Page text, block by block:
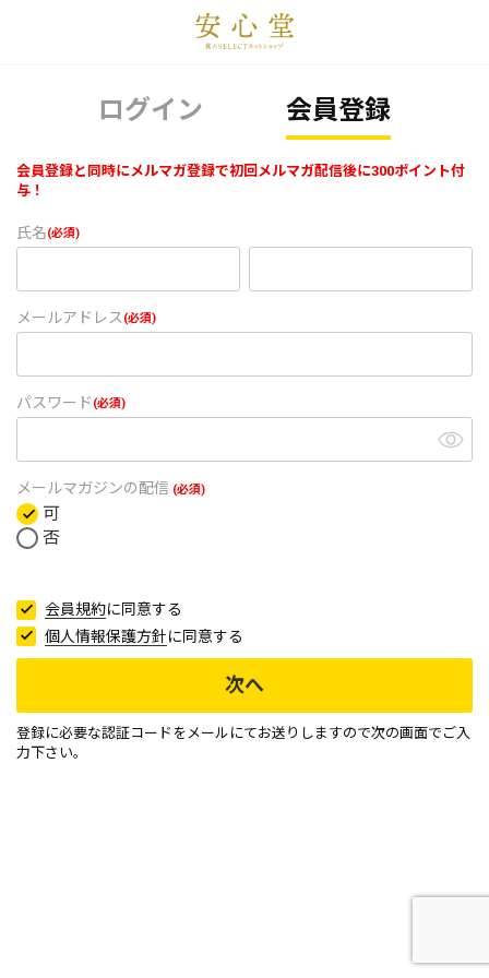
ログイン 会員登録
会員登録と同時にメルマガ登録で初回メルマガ配信後に300ポイント付
与！
氏名(必須)
メールアドレス (必須)
パスワード (必須)
メールマガジンの配信 (必須)
可
否
会員規約に同意する
個人情報保護方針に同意する
次へ
登録に必要な認証コードをメールにてお送りしますので次の画面でご入
力下さい。